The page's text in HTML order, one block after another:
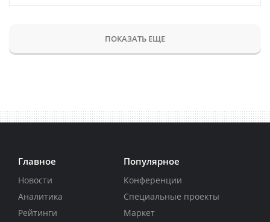
ПОКАЗАТЬ ЕЩЕ
Главное
Новости
Аналитика
Рейтинги
Популярное
Конференции
Специальные проекты
Маркет